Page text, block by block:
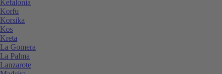
Kefalonia
Korfu
Korsika
Kos
Kreta
La Gomera
La Palma
Lanzarote